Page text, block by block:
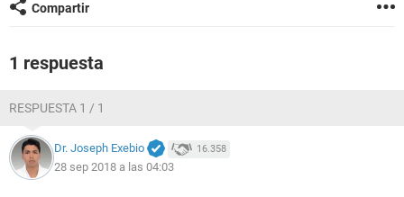
Compartir
1 respuesta
RESPUESTA 1 / 1
Dr. Joseph Exebio 16.358
28 sep 2018 a las 04:03